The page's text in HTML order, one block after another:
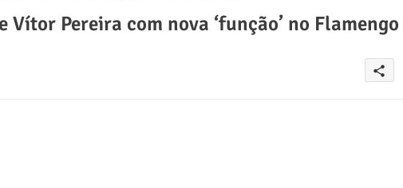
Vítor Pereira com nova ‘função’ no Flamengo
share